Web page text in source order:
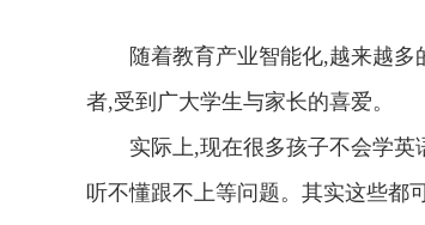
随着教育产业智能化,越来越
者,受到广大学生与家长的喜爱。
实际上,现在很多孩子不会学
听不懂跟不上等问题。其实这些都